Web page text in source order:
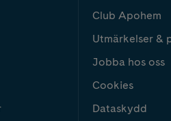
Club Apohem
Utmärkelser &
Jobba hos oss
Cookies
Dataskydd